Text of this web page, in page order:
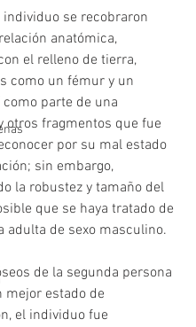
se recobraron
anatómica,
el relleno de tierra,
como un fémur y un
parte de una
otros fragmentos que fue
por su mal estado
sin embargo,
la robustez y tamaño del
que se haya tratado de
adulta de sexo masculino.
de la segunda persona
mejor estado de
el individuo fue